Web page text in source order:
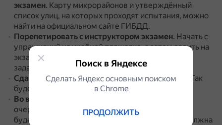
экзамен. Карту микрорайонов и утверждённый
список улиц, на которых проходят испытания, можно
найти на официальном сайте ГИБДД.
Порепетировать с инструктором экзамен. Начать с
упражнений на учебной площадке, а затем ездить на
экзаменационный маршрут, выполняя разные
задания.
Сдавать экзамен утром, когда трафик меньше.
Так
будет проще сориентироваться.
Во время экзамена одеться удобно
очередь это относится к обуви.Лучше, если она
будет на тонкой плоской подошве.
Одежда не должна
Поиск в Яндексе
Сделать Яндекс основным поиском
в Сhrome
ПРОДОЛЖИТЬ